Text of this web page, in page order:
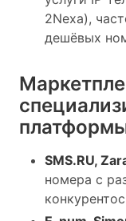
2Nexa),
дешёвых
SMS.RU,
номера с